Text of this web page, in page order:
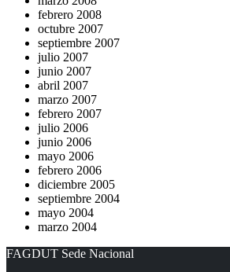
febrero 2008
octubre 2007
septiembre 2007
julio 2007
junio 2007
abril 2007
marzo 2007
febrero 2007
julio 2006
junio 2006
mayo 2006
febrero 2006
diciembre 2005
septiembre 2004
mayo 2004
marzo 2004
FAGDUT Sede Nacional